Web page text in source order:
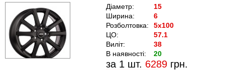
Діаметр:
15
Ширина:
6
Розболтовка:
5x100
ЦО:
57.1
Виліт:
38
В наявності:
20
за 1 шт. 6289 грн.